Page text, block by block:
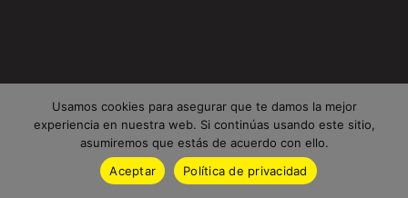
Usamos cookies para asegurar que te damos la mejor
experiencia en nuestra web. Si continúas usando este sitio,
asumiremos que estás de acuerdo con ello.
Aceptar
Política de privacidad